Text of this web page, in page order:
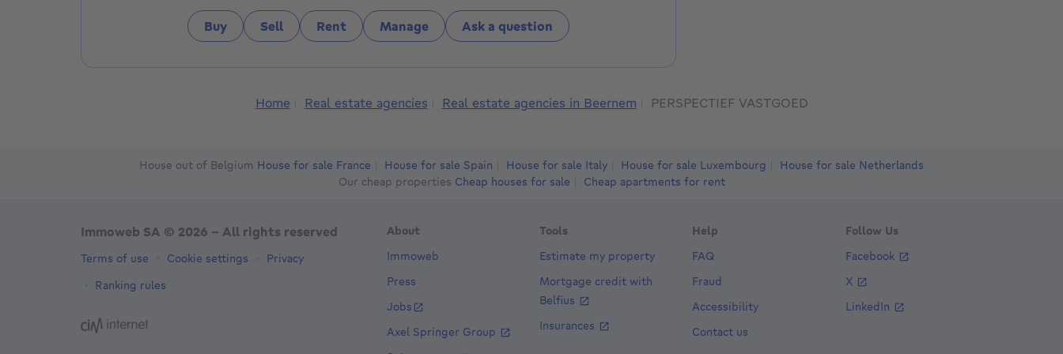
Buy Sell Rent Manage Ask a question
Home Real estate agencies Real estate agencies in Beernem PERSPECTIEF VASTGOED
House out of Belgium House for sale France House for sale Spain House for sale Italy House for sale Luxembourg
House for sale Netherlands
Our cheap properties Cheap houses for sale Cheap apartments for rent
About
Immoweb
Press
Jobs
Axel Springer Group
Tools
Estimate my property
Mortgage credit with
Belfius
Insurances
Help
FAQ
Fraud
Accessibility
Contact us
Follow Us
Facebook
X
LinkedIn
Immoweb SA © 2026 - All rights reserved
Terms of use Cookie settings
Privacy
Ranking rules